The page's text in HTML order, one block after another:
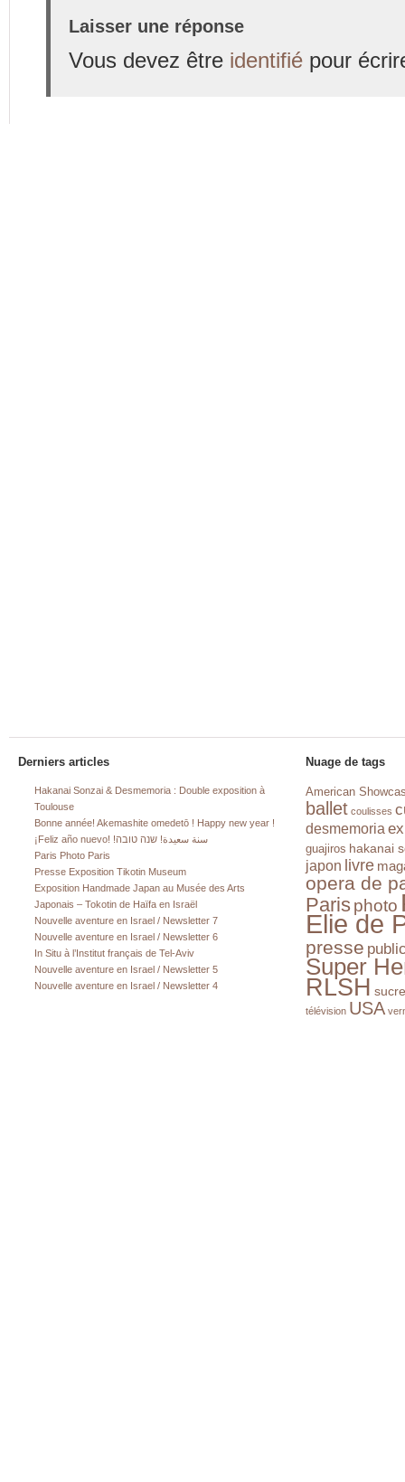
Laisser une réponse
Vous devez être identifié pour
Derniers articles
Hakanai Sonzai & Desmemoria : Double exposition à
Toulouse
Bonne année! Akemashite omedetō ! Happy new year !
¡Feliz año nuevo! !سنة سعيدة! שנה טובה
Paris Photo Paris
Presse Exposition Tikotin Museum
Exposition Handmade Japan au Musée des Arts
Japonais – Tokotin de Haïfa en Israël
Nouvelle aventure en Israel / Newsletter 7
Nouvelle aventure en Israel / Newsletter 6
In Situ à l’Institut français de Tel-Aviv
Nouvelle aventure en Israel / Newsletter 5
Nouvelle aventure en Israel / Newsletter 4
Nuage de tags
American
ballet coulisses
desmemoria
guajiros hakanai
japon livre
opera de
Paris photo
Elie de
presse
Super
RLSH sucre
télévision USA